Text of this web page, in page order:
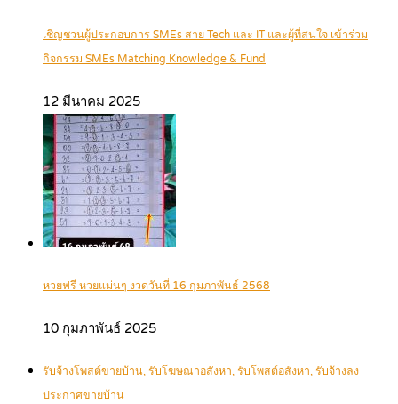
เชิญชวนผู้ประกอบการ SMEs สาย Tech และ IT และผู้ที่สนใจ เข้าร่วม
กิจกรรม SMEs Matching Knowledge & Fund
12 มีนาคม 2025
หวยฟรี หวยแม่นๆ งวดวันที่ 16 กุมภาพันธ์ 2568
10 กุมภาพันธ์ 2025
รับจ้างโพสต์ขายบ้าน, รับโฆษณาอสังหา, รับโพสต์อสังหา, รับจ้างลง
ประกาศขายบ้าน